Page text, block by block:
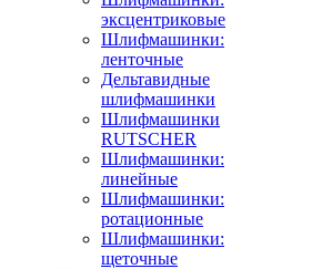
эксцентриковые
Шлифмашинки:
ленточные
Дельтавидные
шлифмашинки
Шлифмашинки
RUTSCHER
Шлифмашинки:
линейные
Шлифмашинки:
ротационные
Шлифмашинки:
щеточные